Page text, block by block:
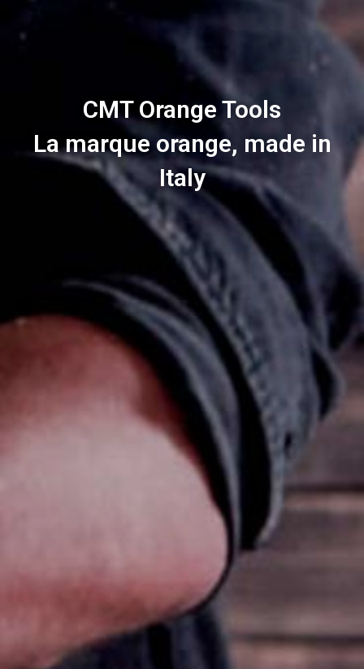
CMT Orange Tools
La marque orange, made in
Italy